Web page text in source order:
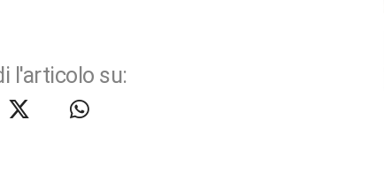
l'articolo su: